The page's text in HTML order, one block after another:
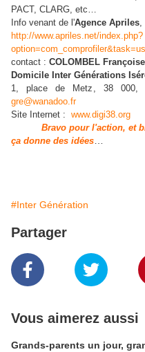
PACT, CLARG, etc…
Info venant de l'Agence Apriles,
http://www.apriles.net/index.php?
contact : COLOMBEL Françoise
Domicile Inter Générations
1, place de Metz, 38 000,
gre@wanadoo.fr
Site Internet : www.digi38.org
Bravo pour l'action, et
ça donne des idées
#Inter Génération
Partager
Vous aimerez aussi
Grands-parents un jour,